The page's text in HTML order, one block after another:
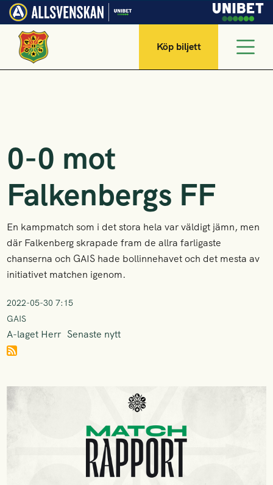
Köp biljett
0-0 mot
Falkenbergs FF
En kampmatch som i det stora hela var väldigt jämn, men
där Falkenberg skrapade fram de allra farligaste
chanserna och GAIS hade bollinnehavet och det mesta av
initiativet matchen igenom.
2022-05-30 7:15
GAIS
A-laget Herr Senaste nytt